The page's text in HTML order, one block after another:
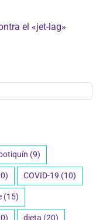
el «jet-lag»
botiquín (9)
COVID-19 (10)
(15)